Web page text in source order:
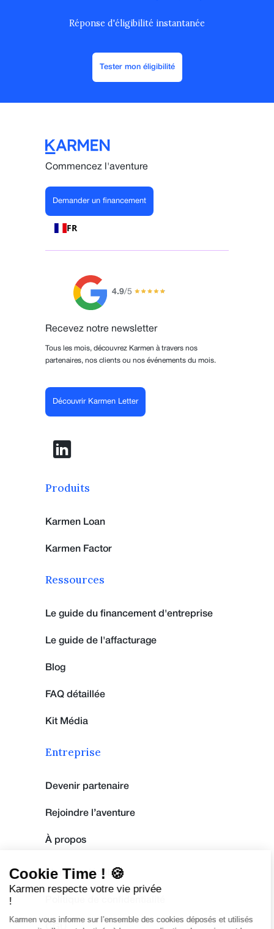
Réponse d'éligibilité instantanée
Tester mon éligibilité
Commencez l'aventure
Demander un financement
FR
4.9/5
Recevez notre newsletter
Tous les mois, découvrez Karmen à travers nos
partenaires, nos clients ou nos événements du mois.
Découvrir Karmen Letter
Produits
Karmen Loan
Karmen Factor
Ressources
Le guide du financement d'entreprise
Le guide de l'affacturage
Blog
FAQ détaillée
Kit Média
Entreprise
Devenir partenaire
Rejoindre l’aventure
À propos
Mentions légales
CGU
Cookie Time ! 🍪
Karmen respecte votre vie privée
Karmen vous informe sur l’ensemble des cookies déposés et utilisés